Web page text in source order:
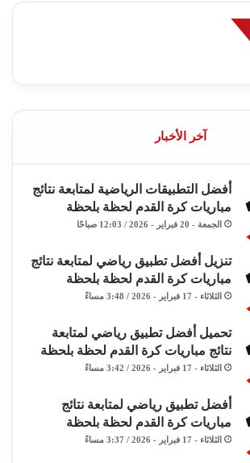
آخر الأخبار
أفضل التطبيقات الرياضية لمتابعة نتائج
مباريات كرة القدم لحظة بلحظة
الجمعة - 20 فبراير - 2026 / 12:03 صباحًا
تنزيل أفضل تطبيق رياضي لمتابعة نتائج
مباريات كرة القدم لحظة بلحظة
الثلاثاء - 17 فبراير - 2026 / 3:48 مساءً
تحميل أفضل تطبيق رياضي لمتابعة
نتائج مباريات كرة القدم لحظة بلحظة
الثلاثاء - 17 فبراير - 2026 / 3:42 مساءً
أفضل تطبيق رياضي لمتابعة نتائج
مباريات كرة القدم لحظة بلحظة
الثلاثاء - 17 فبراير - 2026 / 3:37 مساءً